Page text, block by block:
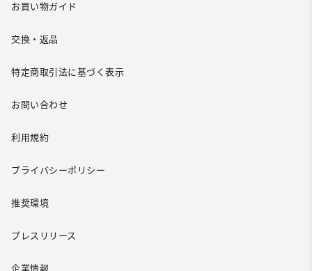
お買い物ガイド
交換・返品
特定商取引法に基づく表示
お問い合わせ
利用規約
プライバシーポリシー
推奨環境
プレスリリース
企業情報